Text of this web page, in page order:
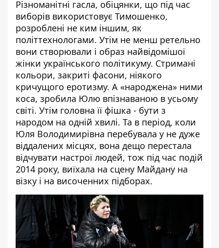
Різноманітні гасла, обіцянки, що під час
виборів використовує Тимошенко,
розроблені не ким іншим, як
політтехнологами. Утім не менш ретельно
вони створювали і образ найвідомішої
жінки українського політикуму. Стримані
кольори, закриті фасони, ніякого
кричущого еротизму. А «народжена» ними
коса, зробила Юлю впізнаваною в усьому
світі. Утім головна її фішка - бути з
народом на одній хвилі. Та в період, коли
Юля Володимирівна перебувала у не дуже
віддалених місцях, вона дещо перестала
відчувати настрої людей, тож під час подій
2014 року, виїхала на сцену Майдану на
візку і на височенних підборах.